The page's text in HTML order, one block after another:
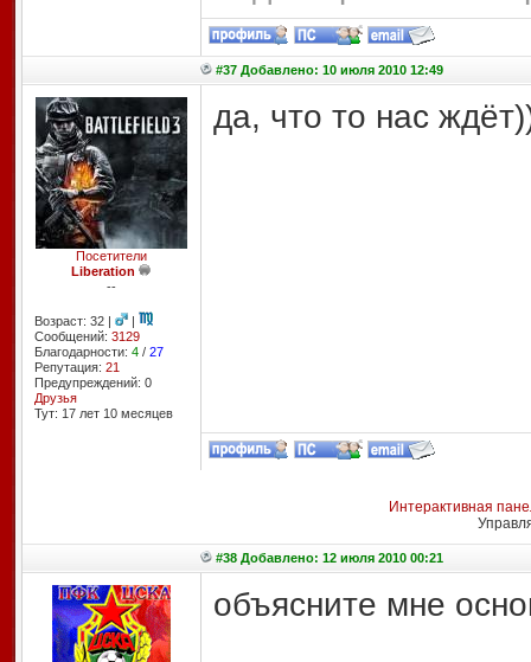
#37 Добавлено: 10 июля 2010 12:49
Посетители
Liberation
--
Возраст: 32 |
|
Сообщений: 3129
Благодарности: 4/ 27
Репутация: 21
Предупреждений: 0
Друзья
Тут: 17 лет 10 месяцев
да, что то нас
Интерактивная
#38 Добавлено: 12 июля 2010 00:21
объясните мне